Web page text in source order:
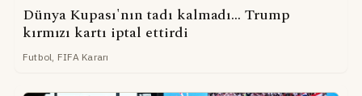
Dünya Kupası'nın tadı kalmadı... Trump
kırmızı kartı iptal ettirdi
Futbol, FIFA Kararı